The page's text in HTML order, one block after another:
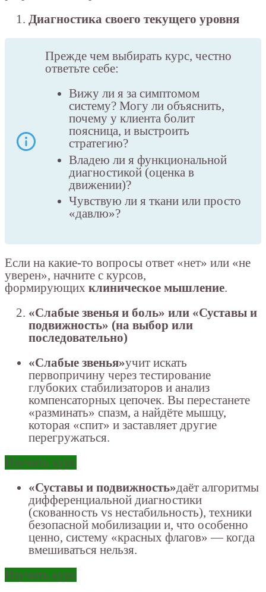
Диагностика своего текущего уровня
Прежде чем выбирать курс, честно
ответьте себе:
Вижу ли я за симптомом
систему? Могу ли объяснить,
почему у клиента болит
поясница, и выстроить
стратегию?
Владею ли я функциональной
диагностикой (оценка в
движении)?
Чувствую ли я ткани или просто
«давлю»?
Если на какие-то вопросы ответ «нет» или «не
уверен», начните с курсов,
формирующих клиническое мышление.
«Слабые звенья и боль» или «Суставы и
подвижность» (на выбор или
последовательно)
«Слабые звенья»учит искать
первопричину через тестирование
глубоких стабилизаторов и анализ
компенсаторных цепочек. Вы перестанете
«разминать» спазм, а найдёте мышцу,
которая «спит» и заставляет другие
перегружаться.
Изучить курс
«Суставы и подвижность»даёт алгоритмы
дифференциальной диагностики
(скованность vs нестабильность), техники
безопасной мобилизации и, что особенно
ценно, систему «красных флагов» — когда
вмешиваться нельзя.
Изучить курс